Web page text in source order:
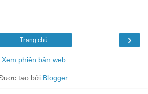
›
Trang chủ
Xem phiên bản web
tạo bởi Blogger.